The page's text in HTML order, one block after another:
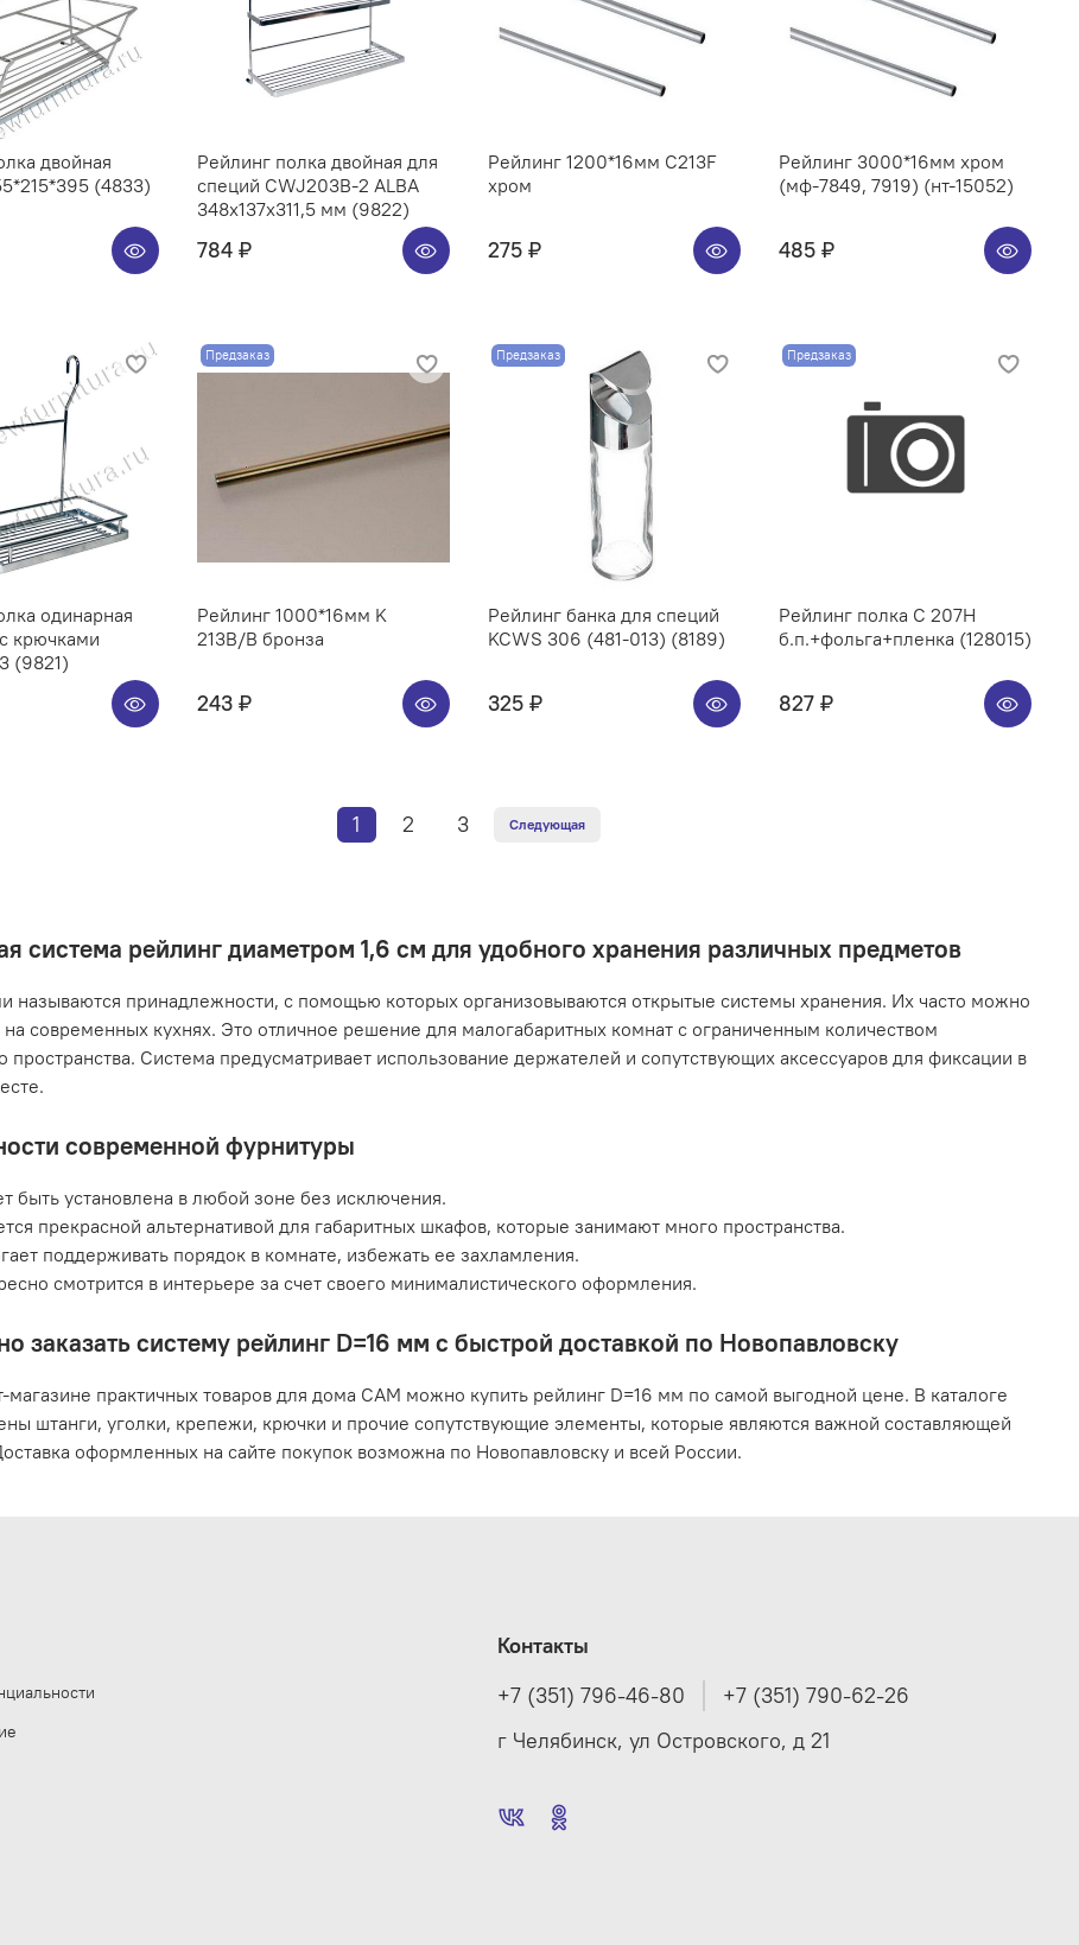
двойная
(4833)
Рейлинг полка двойная для
специй CWJ203B-2 ALBA
348x137x311,5 мм (9822)
784 ₽
Рейлинг 1200*16мм C213F
хром
275 ₽
Рейлинг 3000*16мм хром
(мф-7849, 7919) (нт-15052)
485 ₽
одинарная
крючками
(9821)
Предзаказ
Рейлинг 1000*16мм K
213B/B бронза
243 ₽
Предзаказ
Рейлинг банка для специй
KCWS 306 (481-013) (8189)
325 ₽
Предзаказ
Рейлинг полка C 207H
б.п.+фольга+пленка (128015)
827 ₽
1 2 3 Следующая
система рейлинг диаметром 1,6 см для удобного хранения различных предметов
называются принадлежности, с помощью которых организовываются открытые системы хранения. Их часто можно
современных кухнях. Это отличное решение для малогабаритных комнат с ограниченным количеством
пространства. Система предусматривает использование держателей и сопутствующих аксессуаров для фиксации в
современной фурнитуры
быть установлена в любой зоне без исключения.
прекрасной альтернативой для габаритных шкафов, которые занимают много пространства.
поддерживать порядок в комнате, избежать ее захламления.
смотрится в интерьере за счет своего минималистического оформления.
заказать систему рейлинг D=16 мм с быстрой доставкой по Новопавловску
магазине практичных товаров для дома САМ можно купить рейлинг D=16 мм по самой выгодной цене. В каталоге
штанги, уголки, крепежи, крючки и прочие сопутствующие элементы, которые являются важной составляющей
оформленных на сайте покупок возможна по Новопавловску и всей России.
Контакты
+7 (351) 796-46-80
+7 (351) 790-62-26
г Челябинск, ул Островского, д 21